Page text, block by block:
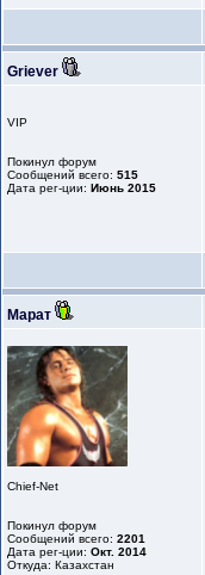
Griever
VIP
Покинул форум
Сообщений всего: 515
Дата рег-ции: Июнь 2015
Марат
Chief-Net
Покинул форум
Сообщений всего: 2201
Дата рег-ции: Окт. 2014
Откуда: Казахстан